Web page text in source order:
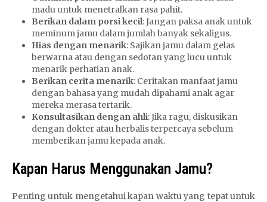
madu untuk menetralkan rasa pahit.
Berikan dalam porsi kecil: Jangan paksa anak untuk
meminum jamu dalam jumlah banyak sekaligus.
Hias dengan menarik: Sajikan jamu dalam gelas
berwarna atau dengan sedotan yang lucu untuk
menarik perhatian anak.
Berikan cerita menarik: Ceritakan manfaat jamu
dengan bahasa yang mudah dipahami anak agar
mereka merasa tertarik.
Konsultasikan dengan ahli: Jika ragu, diskusikan
dengan dokter atau herbalis terpercaya sebelum
memberikan jamu kepada anak.
Kapan Harus Menggunakan Jamu?
Penting untuk mengetahui kapan waktu yang tepat untuk